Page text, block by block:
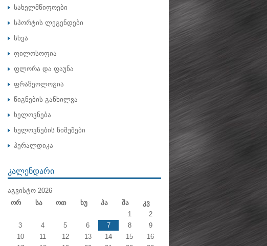
სახელმწიფოები
სპორტის ლეგენდები
სხვა
ფილოსოფია
ფლორა და ფაუნა
ფრაზეოლოგია
წიგნების განხილვა
ხელოვნება
ხელოვნების ნიმუშები
ჰერალდიკა
ᲙᲐᲚᲔᲜᲓᲐᲠᲘ
ᲐᲒᲕᲘᲡᲢᲝ 2026
Ორ
Სა Ოთ Ხუ Პა Შა
Კვ
1
2
3
4 5 6 7 8
9
10
11 12 13 14 15
16